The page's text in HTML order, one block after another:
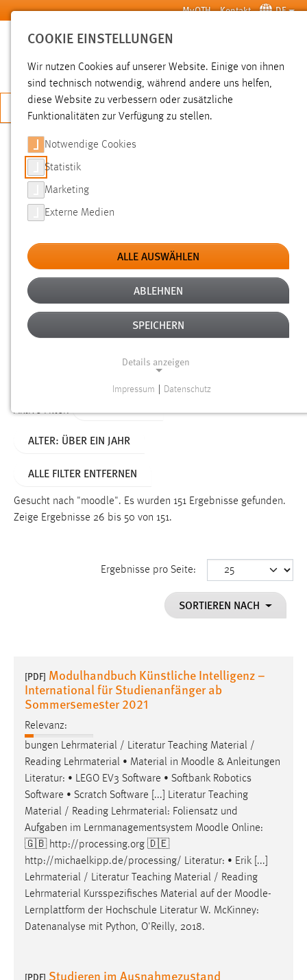
Zum Hauptinhalt springen MyOTH Kontakt DE
SUCHE
JETZT BEWERBEN
SUCHE
FILTER
Typ
Erstellungsdatum
Alter
Aktive Filter:
ALTER: ÜBER EIN JAHR
ALLE FILTER ENTFERNEN
Gesucht nach "moodle". Es wurden 151 Ergebnisse gefunden.
Zeige Ergebnisse 26 bis 50 von 151.
Ergebnisse pro Seite:
SORTIEREN NACH
[PDF] Modulhandbuch Künstliche Intelligenz –
International für Studienanfänger ab
Sommersemester 2021
Relevanz:
bungen Lehrmaterial / Literatur Teaching Material /
Reading Lehrmaterial • Material in Moodle & Anleitungen
Literatur: • LEGO EV3 Software • Softbank Robotics
Software • Scratch Software [...] Literatur Teaching
Material / Reading Lehrmaterial: Foliensatz und
Aufgaben im Lernmanagementsystem Moodle Online:
🇬🇧 http://processing.org 🇩🇪
http://michaelkipp.de/processing/ Literatur: • Erik [...]
Lehrmaterial / Literatur Teaching Material / Reading
Lehrmaterial Kursspezifisches Material auf der Moodle-
Lernplattform der Hochschule Literatur W. McKinney:
Datenanalyse mit Python, O'Reilly, 2018.
[PDF] Studieren im Ausnahmezustand
COOKIE EINSTELLUNGEN
Wir nutzen Cookies auf unserer Website. Einige von ihnen
sind technisch notwendig, während andere uns helfen,
diese Website zu verbessern oder zusätzliche
Funktionalitäten zur Verfügung zu stellen.
Notwendige Cookies
Statistik
Marketing
Externe Medien
ALLE AUSWÄHLEN
ABLEHNEN
SPEICHERN
Details anzeigen
Funktionen und sind für die einwandfreie Funktion der
Name:
Dieser Cookie speichert die ausgewählten Einverständnis-
Performance
Name:
staticfilecache
Für performante Seitenauslieferung wird in diesem Cookie
gespeichert, ob man eingeloggt ist.
Sprachpräferenz
Name:
site-language-preference
Zweck:
Das Cookie speichert die gewählte Sprache der Website.
Cookie Laufzeit:
30 Tage
Chat
Impressum Datenschutz